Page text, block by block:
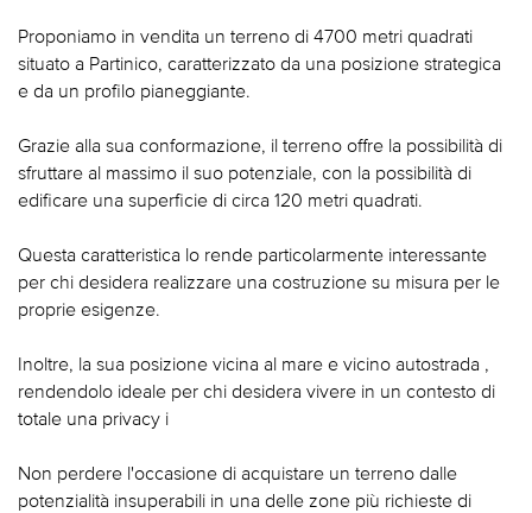
Proponiamo in vendita un terreno di 4700 metri quadrati
situato a Partinico, caratterizzato da una posizione strategica
e da un profilo pianeggiante.
Grazie alla sua conformazione, il terreno offre la possibilità di
sfruttare al massimo il suo potenziale, con la possibilità di
edificare una superficie di circa 120 metri quadrati.
Questa caratteristica lo rende particolarmente interessante
per chi desidera realizzare una costruzione su misura per le
proprie esigenze.
Inoltre, la sua posizione vicina al mare e vicino autostrada ,
rendendolo ideale per chi desidera vivere in un contesto di
totale una privacy i
Non perdere l'occasione di acquistare un terreno dalle
potenzialità insuperabili in una delle zone più richieste di